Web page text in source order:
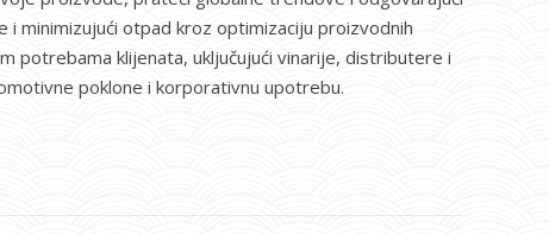
minimizujući otpad kroz optimizaciju proizvodnih
potrebama klijenata, uključujući vinarije, distributere i
poklone i korporativnu upotrebu.